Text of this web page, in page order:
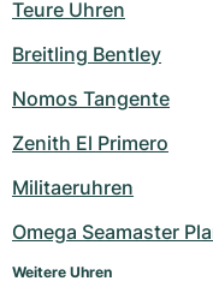
Teure Uhren
Breitling Bentley
Nomos Tangente
Zenith El Primero
Militaeruhren
Omega Seamaster
Weitere Uhren